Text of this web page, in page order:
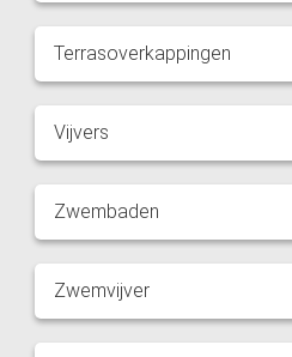
Terrasoverkappingen
Vijvers
Zwembaden
Zwemvijver